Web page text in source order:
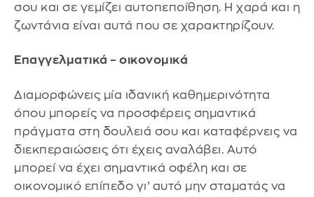
σου και σε γεμίζει αυτοπεποίθηση. Η χαρά και η
ζωντάνια είναι αυτά που σε χαρακτηρίζουν.
Επαγγελματικά – οικονομικά
Διαμορφώνεις μία ιδανική καθημερινότητα
όπου μπορείς να προσφέρεις σημαντικά
πράγματα στη δουλειά σου και καταφέρνεις να
διεκπεραιώσεις ότι έχεις αναλάβει. Αυτό
μπορεί να έχει σημαντικά οφέλη και σε
οικονομικό επίπεδο γι’ αυτό μην σταματάς να